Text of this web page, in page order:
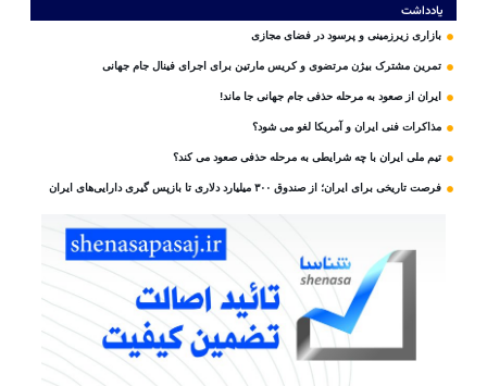
یادداشت
بازاری زیرزمینی و پرسود در فضای مجازی
تمرین مشترک بیژن مرتضوی و کریس مارتین برای اجرای فینال جام جهانی
ایران از صعود به مرحله حذفی جام جهانی جا ماند!
مذاکرات فنی ایران و آمریکا لغو می شود؟
تیم ملی ایران با چه شرایطی به مرحله حذفی صعود می کند؟
فرصت تاریخی برای ایران؛ از صندوق ۳۰۰ میلیارد دلاری تا بازپس گیری دارایی‌های ایران